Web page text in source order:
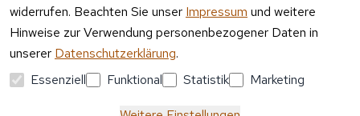
widerrufen. Beachten Sie unser Impressum und weitere
Hinweise zur Verwendung personenbezogener Daten in
unserer Datenschutzerklärung.
Essenziell
Funktional Statistik Marketing